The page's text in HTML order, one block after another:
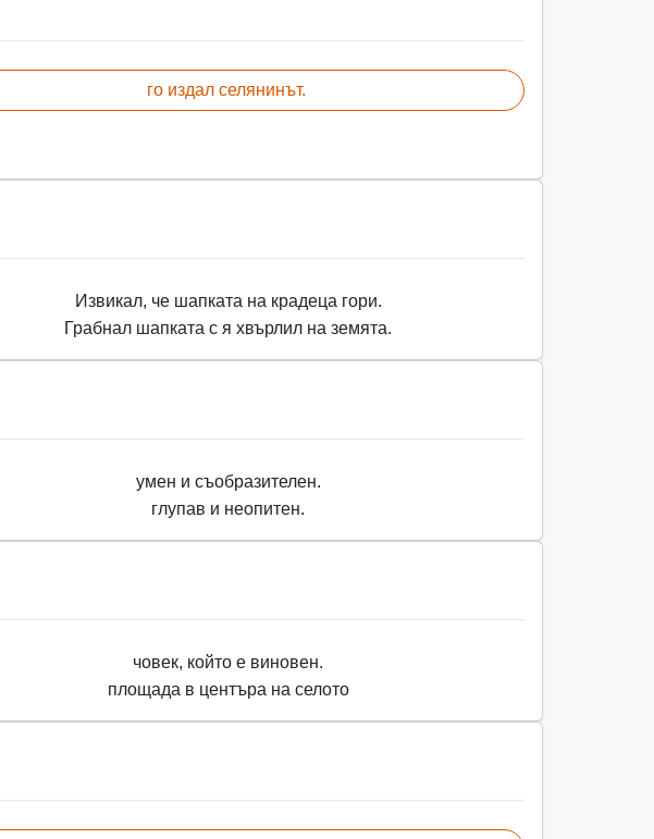
го издал селянинът.
Извикал, че шапката на крадеца гори.
Грабнал шапката с я хвърлил на земята.
умен и съобразителен.
глупав и неопитен.
човек, който е виновен.
площада в центъра на селото